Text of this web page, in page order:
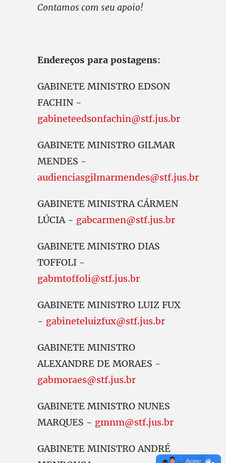
Contamos com seu apoio!
Endereços para postagens:
GABINETE MINISTRO EDSON
FACHIN -
gabineteedsonfachin@stf.jus.br
GABINETE MINISTRO GILMAR
MENDES -
audienciasgilmarmendes@stf.jus.br
GABINETE MINISTRA CÁRMEN
LÚCIA - gabcarmen@stf.jus.br
GABINETE MINISTRO DIAS
TOFFOLI -
gabmtoffoli@stf.jus.br
GABINETE MINISTRO LUIZ FUX
- gabineteluizfux@stf.jus.br
GABINETE MINISTRO
ALEXANDRE DE MORAES -
gabmoraes@stf.jus.br
GABINETE MINISTRO NUNES
MARQUES - gmnm@stf.jus.br
GABINETE MINISTRO ANDRÉ